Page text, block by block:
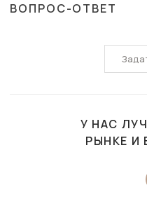
ВОПРОС-ОТВЕТ
У НАС
РЫНКЕ И